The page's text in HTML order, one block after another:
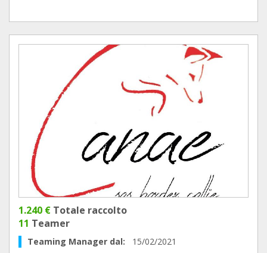
1.240 € Totale raccolto
11 Teamer
Teaming Manager dal: 15/02/2021